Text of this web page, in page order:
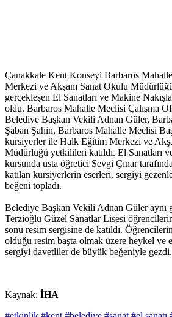
Çanakkale Kent Konseyi Barbaros
Merkezi ve Akşam Sanat Okulu Müdürlüğü
gerçekleşen El Sanatları ve Makine
oldu. Barbaros Mahalle Meclisi Çalışma
Belediye Başkan Vekili Adnan Güler,
Şaban Şahin, Barbaros Mahalle Meclisi
kursiyerler ile Halk Eğitim Merkezi ve
Müdürlüğü yetkilileri katıldı. El Sanatları
kursunda usta öğretici Sevgi Çınar
katılan kursiyerlerin eserleri, sergiyi
beğeni topladı.
Belediye Başkan Vekili Adnan Güler aynı
Terzioğlu Güzel Sanatlar Lisesi
sonu resim sergisine de katıldı.
olduğu resim başta olmak üzere heykel ve
sergiyi davetliler de büyük beğeniyle gezdi.
Kaynak: İHA